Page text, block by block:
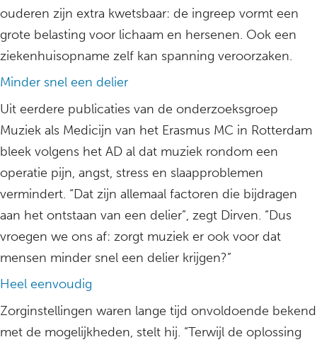
ouderen zijn extra kwetsbaar: de ingreep vormt een
grote belasting voor lichaam en hersenen. Ook een
ziekenhuisopname zelf kan spanning veroorzaken.
Minder snel een delier
Uit eerdere publicaties van de onderzoeksgroep
Muziek als Medicijn van het Erasmus MC in Rotterdam
bleek volgens het AD al dat muziek rondom een
operatie pijn, angst, stress en slaapproblemen
vermindert. “Dat zijn allemaal factoren die bijdragen
aan het ontstaan van een delier”, zegt Dirven. “Dus
vroegen we ons af: zorgt muziek er ook voor dat
mensen minder snel een delier krijgen?”
Heel eenvoudig
Zorginstellingen waren lange tijd onvoldoende bekend
met de mogelijkheden, stelt hij. “Terwijl de oplossing